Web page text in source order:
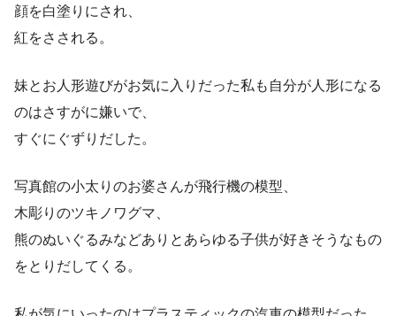
顔を白塗りにされ、
紅をさされる。
妹とお人形遊びがお気に入りだった私も自分が人形になる
のはさすがに嫌いで、
すぐにぐずりだした。
写真館の小太りのお婆さんが飛行機の模型、
木彫りのツキノワグマ、
熊のぬいぐるみなどありとあらゆる子供が好きそうなもの
をとりだしてくる。